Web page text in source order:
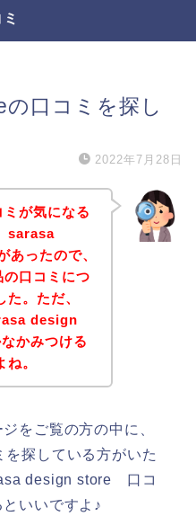
口コミを探し
2022年7月28日
が気になる
sarasa
ったので、
口コミにつ
。ただ、
design
かみつける
。
をご覧の方の中に、
探している方がいた
design store 口コ
いいですよ♪